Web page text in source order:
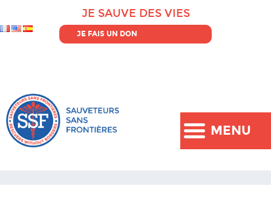
MENU
JE SAUVE DES VIES
JE FAIS UN DON